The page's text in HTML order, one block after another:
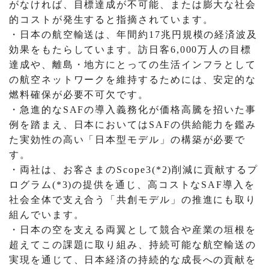
がなければ、目標達成が不可能、または膨大な社会
的コストが発生すると指摘されています。
・日本の航空輸送は、年間約17兆円規模の経済波及
効果をもたらしています。訪日客6,000万人の目標
達成や、離島・地方にとっての生活インフラとして
の航空ネットワークを維持するためには、安定的な
燃料確保が必要不可欠です。
・急進的なSAFの導入義務化が価格高騰を招いた事
例を踏まえ、日本においてはSAFの供給能力を鑑み
た実効性の高い「日本型モデル」の構築が必要で
す。
・両社は、お客さまのScope3(*2)削減に貢献するプ
ログラム(*3)の提供を通じ、高コストなSAF導入を
社会全体で支え合う「共創モデル」の推進にも取り
組んでいます。
・日本の空を支える両翼として競合や産業の垣根を
超えてこの課題に取り組み、持続可能な航空輸送の
実現を通じて、日本経済の持続的な成長への貢献を